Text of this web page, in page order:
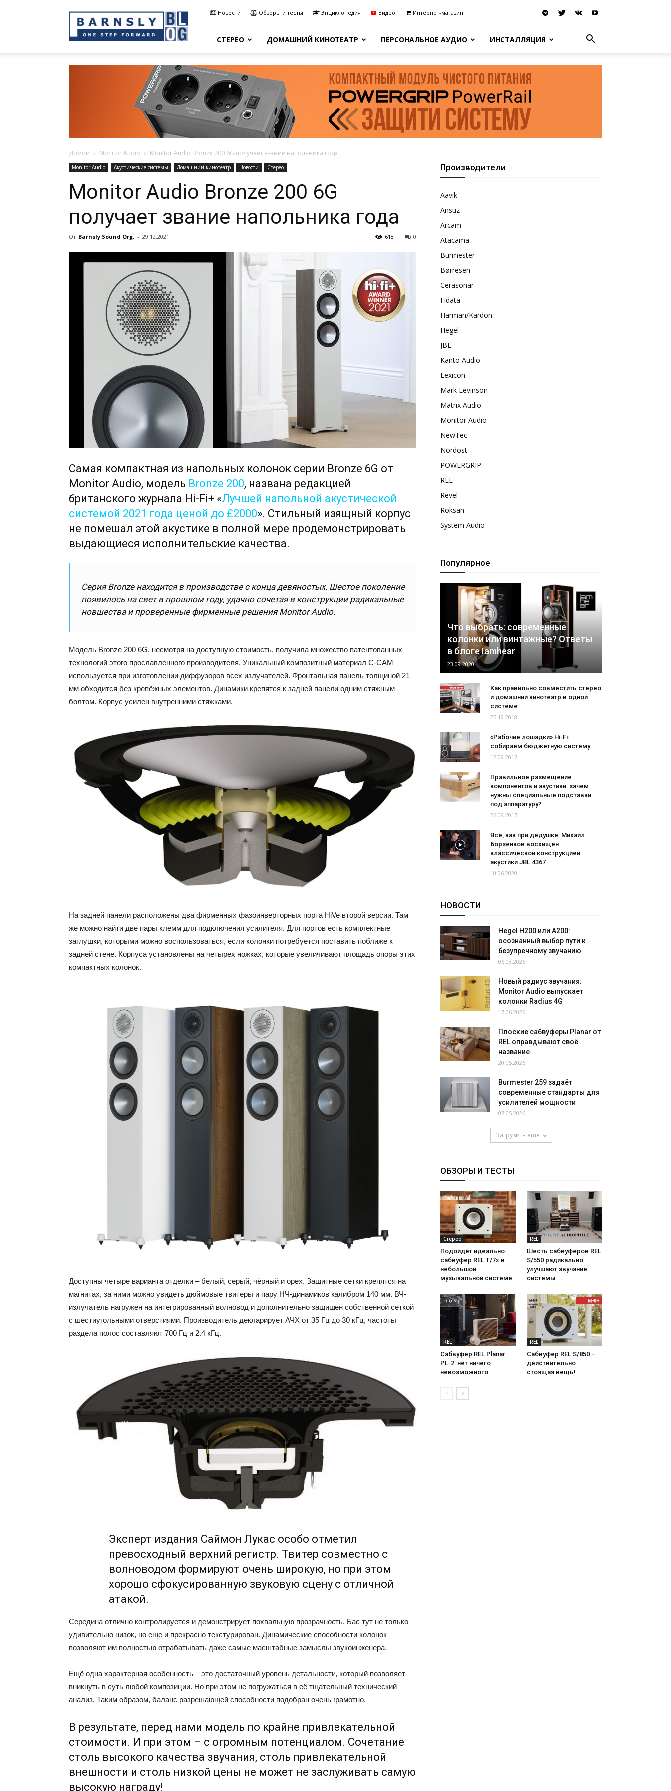
Sound
Blog
Новости Обзоры и тесты Энциклопедия Видео Интернет-магазин
СТЕРЕО ДОМАШНИЙ КИНОТЕАТР ПЕРСОНАЛЬНОЕ АУДИО ИНСТАЛЛЯЦИЯ
Домой Monitor Audio Monitor Audio Bronze 200 6G получает звание напольника года
Monitor Audio Акустические системы Домашний кинотеатр Новости Стерео
Monitor Audio Bronze 200 6G
получает звание напольника года
От Barnsly Sound Org. - 29.12.2021 0
618
Самая компактная из напольных колонок серии Bronze 6G от
Monitor Audio, модель Bronze 200, названа редакцией
британского журнала Hi-Fi+ «Лучшей напольной акустической
системой 2021 года ценой до £2000». Стильный изящный корпус
не помешал этой акустике в полной мере продемонстрировать
выдающиеся исполнительские качества.
Серия Bronze находится в производстве с конца девяностых. Шестое поколение
появилось на свет в прошлом году, удачно сочетая в конструкции радикальные
новшества и проверенные фирменные решения Monitor Audio.
Модель Bronze 200 6G, несмотря на доступную стоимость, получила множество патентованных
технологий этого прославленного производителя. Уникальный композитный материал C-CAM
используется при изготовлении диффузоров всех излучателей. Фронтальная панель толщиной 21
мм обходится без крепёжных элементов. Динамики крепятся к задней панели одним стяжным
болтом. Корпус усилен внутренними стяжками.
На задней панели расположены два фирменных фазоинверторных порта HiVe второй версии. Там
же можно найти две пары клемм для подключения усилителя. Для портов есть комплектные
заглушки, которыми можно воспользоваться, если колонки потребуется поставить поближе к
задней стене. Корпуса установлены на четырех ножках, которые увеличивают площадь опоры этих
компактных колонок.
Доступны четыре варианта отделки – белый, серый, чёрный и орех. Защитные сетки крепятся на
магнитах, за ними можно увидеть дюймовые твитеры и пару НЧ-динамиков калибром 140 мм. ВЧ-
излучатель нагружен на интегрированный волновод и дополнительно защищен собственной сеткой
с шестиугольными отверстиями. Производитель декларирует АЧХ от 35 Гц до 30 кГц, частоты
раздела полос составляют 700 Гц и 2.4 кГц.
Эксперт издания Саймон Лукас особо отметил
превосходный верхний регистр. Твитер совместно с
волноводом формируют очень широкую, но при этом
хорошо сфокусированную звуковую сцену с отличной
атакой.
Середина отлично контролируется и демонстрирует похвальную прозрачность. Бас тут не только
удивительно низок, но еще и прекрасно текстурирован. Динамические способности колонок
позволяют им полностью отрабатывать даже самые масштабные замыслы звукоинженера.
Ещё одна характерная особенность – это достаточный уровень детальности, который позволяет
вникнуть в суть любой композиции. Но при этом не погружаться в её тщательный технический
анализ. Таким образом, баланс разрешающей способности подобран очень грамотно.
В результате, перед нами модель по крайне привлекательной
стоимости. И при этом – с огромным потенциалом. Сочетание
столь высокого качества звучания, столь привлекательной
внешности и столь низкой цены не может не заслуживать самую
высокую награду!
Производители
Aavik
Ansuz
Arcam
Atacama
Burmester
Børresen
Cerasonar
Fidata
Harman/Kardon
Hegel
JBL
Kanto Audio
Lexicon
Mark Levinson
Matrix Audio
Monitor Audio
NewTec
Nordost
POWERGRIP
REL
Revel
Roksan
System Audio
Популярное
Что выбрать: современные
колонки или винтажные? Ответы
в блоге Iamhear
23.09.2020
Как правильно совместить стерео
и домашний кинотеатр в одной
системе
25.12.2018
«Рабочие лошадки» Hi-Fi:
собираем бюджетную систему
12.09.2017
Правильное размещение
компонентов и акустики: зачем
нужны специальные подставки
под аппаратуру?
26.09.2017
Всё, как при дедушке: Михаил
Борзенков восхищён
классической конструкцией
акустики JBL 4367
10.06.2020
НОВОСТИ
Hegel H200 или A200:
осознанный выбор пути к
безупречному звучанию
06.08.2026
Новый радиус звучания:
Monitor Audio выпускает
колонки Radius 4G
17.06.2026
Плоские сабвуферы Planar от
REL оправдывают своё
название
20.05.2026
Burmester 259 задаёт
современные стандарты для
усилителей мощности
07.05.2026
Загрузить ещё
ОБЗОРЫ И ТЕСТЫ
Стерео
Подойдёт идеально:
сабвуфер REL T/7x в
небольшой
музыкальной системе
REL
Шесть сабвуферов REL
S/550 радикально
улучшают звучание
системы
REL
Сабвуфер REL Planar
PL-2: нет ничего
невозможного
REL
Сабвуфер REL S/850 –
действительно
стоящая вещь!